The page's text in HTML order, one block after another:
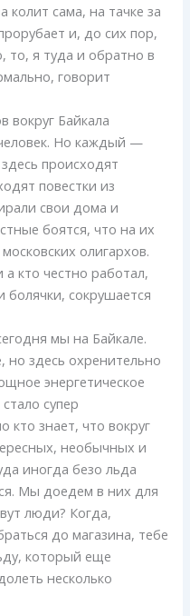
колит сама, на тачке за
и, до сих пор,
то, я туда и обратно в
говорит
вокруг Байкала
Но каждый —
происходят
повестки из
свои дома и
боятся, что на их
олигархов.
кто честно работал,
болячки, сокрушается
мы на Байкале.
но здесь охренительно
энергетическое
супер
кто знает, что вокруг
необычных и
иногда безо льда
Мы доедем в них для
люди? Когда,
до магазина, тебе
который еще
несколько